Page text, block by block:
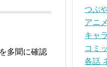
多聞に確認
つぶ
アニメ
キャ
コミ
各話